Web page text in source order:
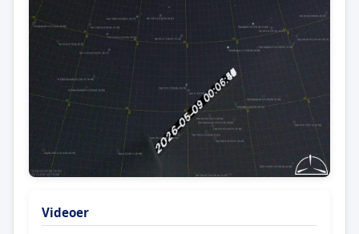
Videoer